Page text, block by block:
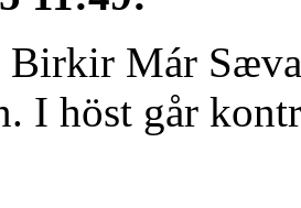
Már
I höst går